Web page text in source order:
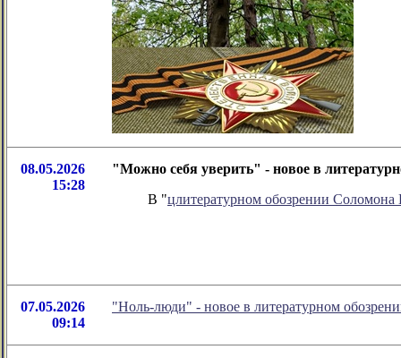
08.05.2026
15:28
"Можно себя уверить" - новое в
В "цлитературном обозрении
07.05.2026
09:14
"Ноль-люди" - новое в литературном